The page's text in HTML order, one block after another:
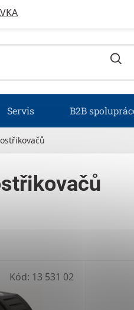
Servis B2B
Kód: 13 531 02